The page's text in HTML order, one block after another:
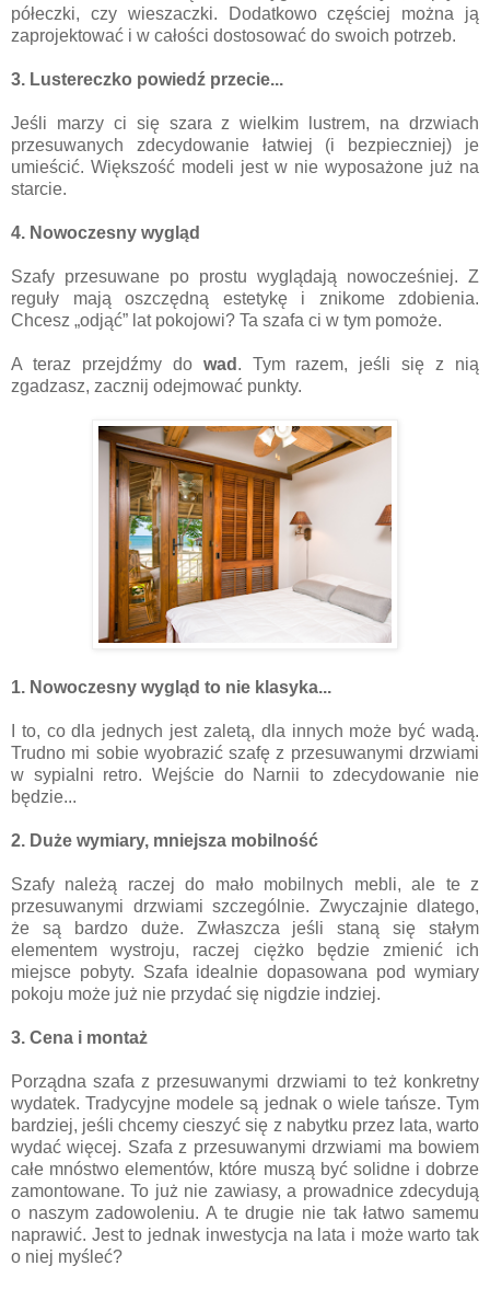
półeczki, czy wieszaczki. Dodatkowo częściej można ją
zaprojektować i w całości dostosować do swoich potrzeb.
3. Lustereczko powiedź przecie...
Jeśli marzy ci się szara z wielkim lustrem, na drzwiach
przesuwanych zdecydowanie łatwiej (i bezpieczniej) je
umieścić. Większość modeli jest w nie wyposażone już na
starcie.
4. Nowoczesny wygląd
Szafy przesuwane po prostu wyglądają nowocześniej. Z
reguły mają oszczędną estetykę i znikome zdobienia.
Chcesz „odjąć” lat pokojowi? Ta szafa ci w tym pomoże.
A teraz przejdźmy do wad . Tym razem, jeśli się z nią
zgadzasz, zacznij odejmować punkty.
1. Nowoczesny wygląd to nie klasyka...
I to, co dla jednych jest zaletą, dla innych może być wadą.
Trudno mi sobie wyobrazić szafę z przesuwanymi drzwiami
w sypialni retro. Wejście do Narnii to zdecydowanie nie
będzie...
2. Duże wymiary, mniejsza mobilność
Szafy należą raczej do mało mobilnych mebli, ale te z
przesuwanymi drzwiami szczególnie. Zwyczajnie dlatego,
że są bardzo duże. Zwłaszcza jeśli staną się stałym
elementem wystroju, raczej ciężko będzie zmienić ich
miejsce pobyty. Szafa idealnie dopasowana pod wymiary
pokoju może już nie przydać się nigdzie indziej.
3. Cena i montaż
Porządna szafa z przesuwanymi drzwiami to też konkretny
wydatek. Tradycyjne modele są jednak o wiele tańsze. Tym
bardziej, jeśli chcemy cieszyć się z nabytku przez lata, warto
wydać więcej. Szafa z przesuwanymi drzwiami ma bowiem
całe mnóstwo elementów, które muszą być solidne i dobrze
zamontowane. To już nie zawiasy, a prowadnice zdecydują
o naszym zadowoleniu. A te drugie nie tak łatwo samemu
naprawić. Jest to jednak inwestycja na lata i może warto tak
o niej myśleć?